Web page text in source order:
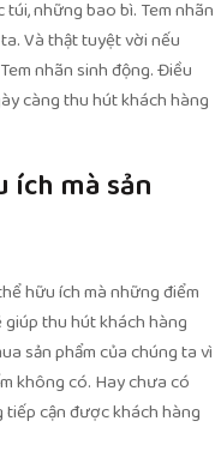
những bao bì. Tem nhãn
Và thật tuyệt vời nếu
nhãn sinh động. Điều
càng thu hút khách hàng
mà sản
hữu ích mà những điểm
thu hút khách hàng
sản phẩm của chúng ta vì
không có. Hay chưa có
cận được khách hàng